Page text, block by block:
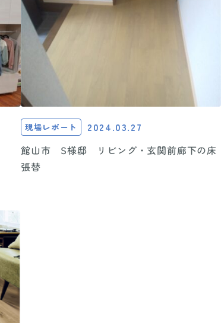
現場レポート 2024.03.27
館山市 S様邸 リビング・玄関前廊下の床
張替